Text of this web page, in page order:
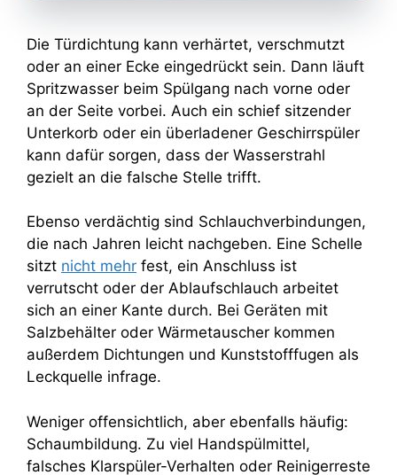
Die Türdichtung kann verhärtet, verschmutzt
oder an einer Ecke eingedrückt sein. Dann läuft
Spritzwasser beim Spülgang nach vorne oder
an der Seite vorbei. Auch ein schief sitzender
Unterkorb oder ein überladener Geschirrspüler
kann dafür sorgen, dass der Wasserstrahl
gezielt an die falsche Stelle trifft.
Ebenso verdächtig sind Schlauchverbindungen,
die nach Jahren leicht nachgeben. Eine Schelle
sitzt nicht mehr fest, ein Anschluss ist
verrutscht oder der Ablaufschlauch arbeitet
sich an einer Kante durch. Bei Geräten mit
Salzbehälter oder Wärmetauscher kommen
außerdem Dichtungen und Kunststofffugen als
Leckquelle infrage.
Weniger offensichtlich, aber ebenfalls häufig:
Schaumbildung. Zu viel Handspülmittel,
falsches Klarspüler-Verhalten oder Reinigerreste